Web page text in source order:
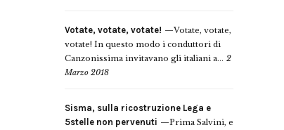
Votate, votate, votate!
Votate, votate,
votate! In questo modo i conduttori di
Canzonissima invitavano gli italiani a... 2
Marzo 2018
Sisma, sulla ricostruzione Lega e
5stelle non pervenuti
Prima Salvini, e